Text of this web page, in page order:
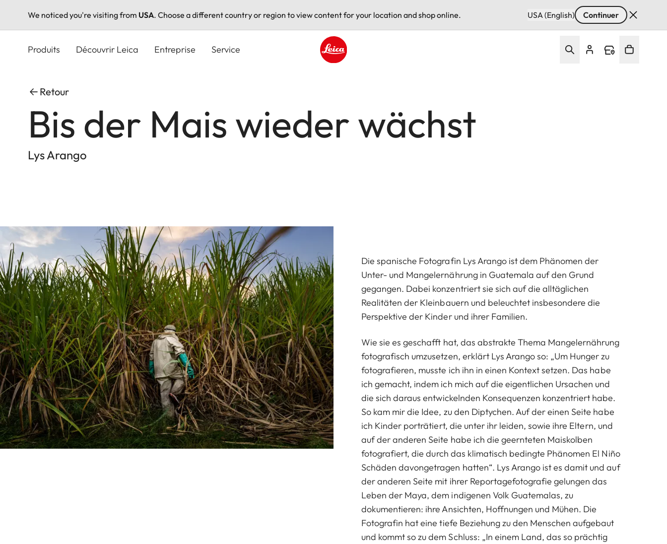
We noticed you're visiting from USA. Choose a different country or region to view content for your location and shop online. USA (English) Continuer
Produits Découvrir Leica Entreprise Service
Retour
Bis der Mais wieder wächst
Lys Arango
Die spanische Fotografin Lys Arango ist dem Phänomen der
Unter- und Mangelernährung in Guatemala auf den Grund
gegangen. Dabei konzentriert sie sich auf die alltäglichen
Realitäten der Kleinbauern und beleuchtet insbesondere die
Perspektive der Kinder und ihrer Familien.
Wie sie es geschafft hat, das abstrakte Thema Mangelernährung
fotografisch umzusetzen, erklärt Lys Arango so: „Um Hunger zu
fotografieren, musste ich ihn in einen Kontext setzen. Das habe
ich gemacht, indem ich mich auf die eigentlichen Ursachen und
die sich daraus entwickelnden Konsequenzen konzentriert habe.
So kam mir die Idee, zu den Diptychen. Auf der einen Seite habe
ich Kinder porträtiert, die unter ihr leiden, sowie ihre Eltern, und
auf der anderen Seite habe ich die geernteten Maiskolben
fotografiert, die durch das klimatisch bedingte Phänomen El Niño
Schäden davongetragen hatten“. Lys Arango ist es damit und auf
der anderen Seite mit ihrer Reportagefotografie gelungen das
Leben der Maya, dem indigenen Volk Guatemalas, zu
dokumentieren: ihre Ansichten, Hoffnungen und Mühen. Die
Fotografin hat eine tiefe Beziehung zu den Menschen aufgebaut
und kommt so zu dem Schluss: „In einem Land, das so prächtig